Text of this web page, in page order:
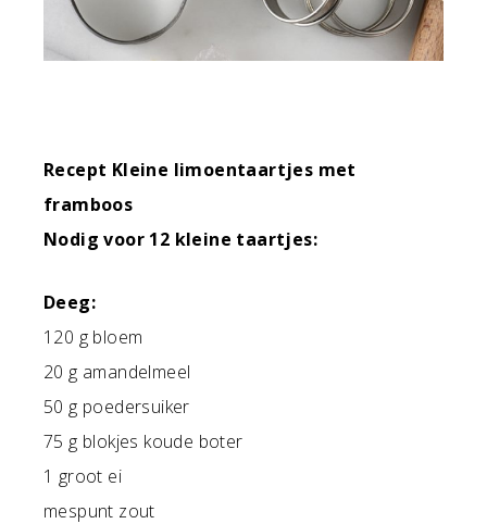
Recept Kleine limoentaartjes met
framboos
Nodig voor 12 kleine taartjes:
Deeg:
120 g bloem
20 g amandelmeel
50 g poedersuiker
75 g blokjes koude boter
1 groot ei
mespunt zout